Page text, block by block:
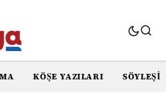
KÖŞE YAZILARI SÖYLEŞI